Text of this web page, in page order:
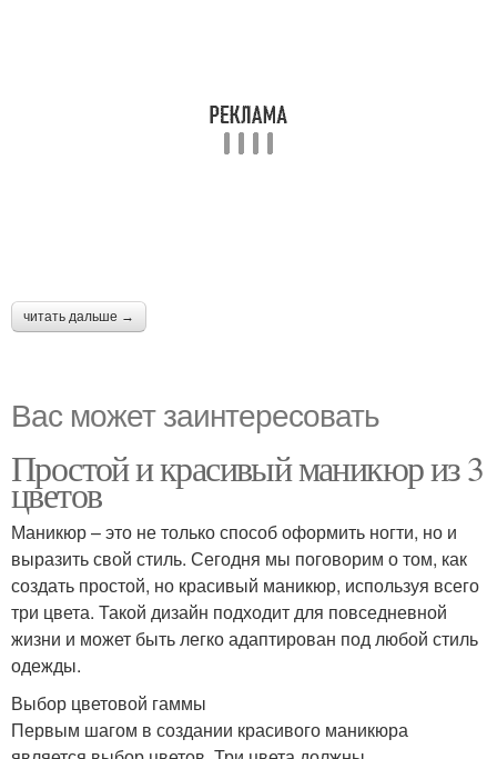
читать дальше →
Вас может заинтересовать
Простой и красивый маникюр из 3
цветов
Маникюр – это не только способ оформить ногти, но и
выразить свой стиль. Сегодня мы поговорим о том, как
создать простой, но красивый маникюр, используя всего
три цвета. Такой дизайн подходит для повседневной
жизни и может быть легко адаптирован под любой стиль
одежды.
Выбор цветовой гаммы
Первым шагом в создании красивого маникюра